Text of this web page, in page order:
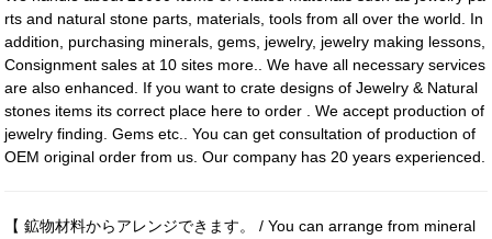
rts and natural stone parts, materials, tools from all over the world. In
addition, purchasing minerals, gems, jewelry, jewelry making lessons,
Consignment sales at 10 sites more.. We have all necessary services
are also enhanced. If you want to crate designs of Jewelry & Natural
stones items its correct place here to order . We accept production of
jewelry finding. Gems etc.. You can get consultation of production of
OEM original order from us. Our company has 20 years experienced.
【 鉱物材料からアレンジできます。 / You can arrange from mineral